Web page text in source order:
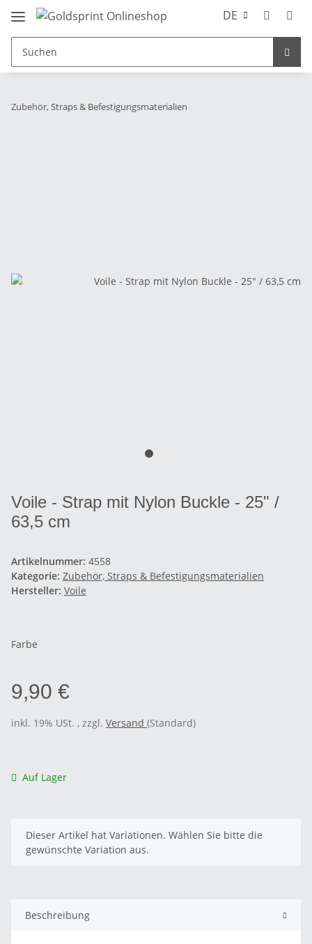
DE
Zubehör, Straps & Befestigungsmaterialien
Voile - Strap mit Nylon Buckle - 25" /
63,5 cm
Artikelnummer: 4558
Kategorie: Zubehör, Straps & Befestigungsmaterialien
Hersteller: Voile
Farbe
9,90 €
inkl. 19% USt. , zzgl. Versand (Standard)
Auf Lager
x
Dieser Artikel hat Variationen. Wählen Sie bitte die
gewünschte Variation aus.
Beschreibung